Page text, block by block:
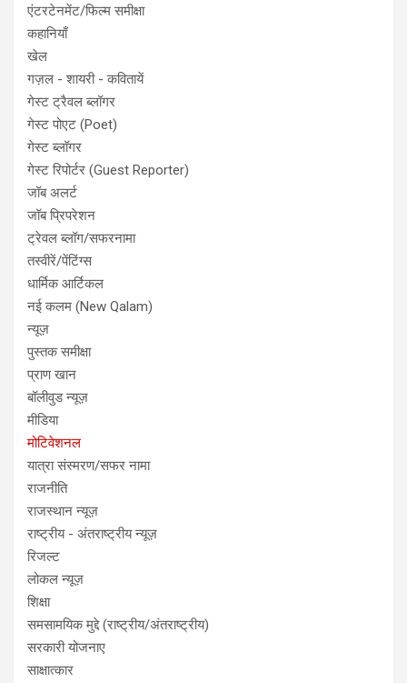
एंटरटेनमेंट/फिल्म समीक्षा
कहानियाँ
खेल
गज़ल - शायरी - कवितायें
गेस्ट ट्रैवल ब्लॉगर
गेस्ट पोएट (Poet)
गेस्ट ब्लॉगर
गेस्ट रिपोर्टर (Guest Reporter)
जॉब अलर्ट
जॉब प्रिपरेशन
ट्रेवल ब्लॉग/सफरनामा
तस्वीरें/पेंटिंग्स
धार्मिक आर्टिकल
नई कलम (New Qalam)
न्यूज़
पुस्तक समीक्षा
प्राण खान
बॉलीवुड न्यूज़
मीडिया
मोटिवेशनल
यात्रा संस्मरण/सफर नामा
राजनीति
राजस्थान न्यूज़
राष्ट्रीय - अंतराष्ट्रीय न्यूज़
रिजल्ट
लोकल न्यूज़
शिक्षा
समसामयिक मुद्दे (राष्ट्रीय/अंतराष्ट्रीय)
सरकारी योजनाए
साक्षात्कार